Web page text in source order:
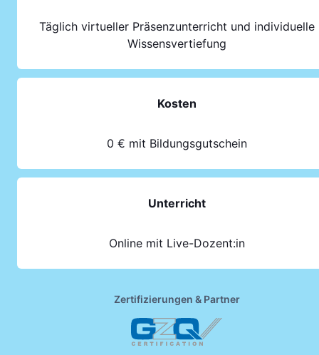
Täglich virtueller Präsenzunterricht und individuelle
Wissensvertiefung
Kosten
0 € mit Bildungsgutschein
Unterricht
Online mit Live-Dozent:in
Zertifizierungen & Partner